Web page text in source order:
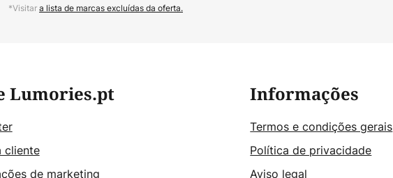
*Visitara lista de marcas excluídas da oferta.
Lumories.pt
cliente
de marketing
Informações
Termos e condições gerais
Política de privacidade
Aviso legal